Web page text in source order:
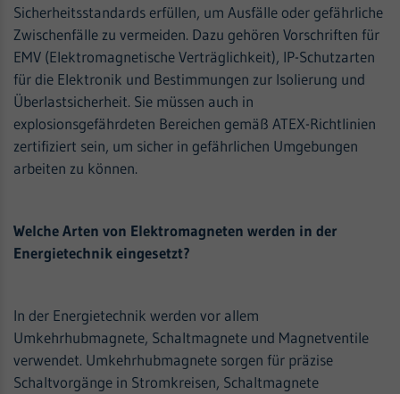
Sicherheitsstandards erfüllen, um Ausfälle oder gefährliche
Zwischenfälle zu vermeiden. Dazu gehören Vorschriften für
EMV (Elektromagnetische Verträglichkeit), IP-Schutzarten
für die Elektronik und Bestimmungen zur Isolierung und
Überlastsicherheit. Sie müssen auch in
explosionsgefährdeten Bereichen gemäß ATEX-Richtlinien
zertifiziert sein, um sicher in gefährlichen Umgebungen
arbeiten zu können.
Welche Arten von Elektromagneten werden in der
Energietechnik eingesetzt?
In der Energietechnik werden vor allem
Umkehrhubmagnete, Schaltmagnete und Magnetventile
verwendet. Umkehrhubmagnete sorgen für präzise
Schaltvorgänge in Stromkreisen, Schaltmagnete